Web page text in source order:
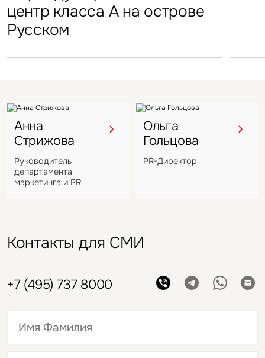
центр класса А на острове
Русском
в отеле Hyatt Regency
Подмосковья перешел
под управление компании
Анна
Стрижова
Руководитель
департамента
маркетинга и PR
Ольга
Гольцова
PR-Директор
Контакты для СМИ
+7 (495) 737 8000